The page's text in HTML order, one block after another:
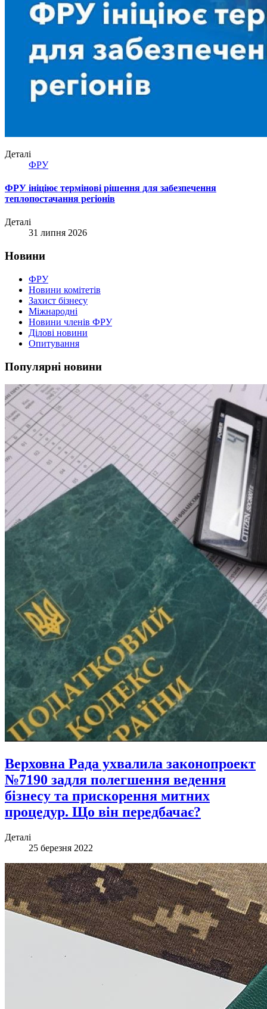
Деталі
ФРУ
ФРУ ініціює термінові рішення для забезпечення
теплопостачання регіонів
Деталі
31 липня 2026
Новини
ФРУ
Новини комітетів
Захист бізнесу
Міжнародні
Новини членів ФРУ
Ділові новини
Опитування
Популярні новини
Верховна Рада ухвалила законопроект
№7190 задля полегшення ведення
бізнесу та прискорення митних
процедур. Що він передбачає?
Деталі
25 березня 2022